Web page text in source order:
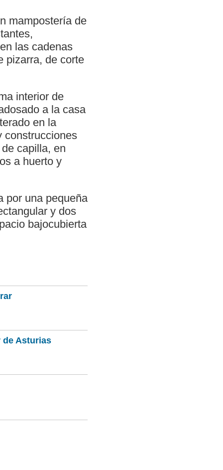
mampostería de
las cadenas
pizarra, de corte
interior de
a la casa
en la
construcciones
capilla, en
a huerto y
por una pequeña
y dos
bajocubierta
de Asturias